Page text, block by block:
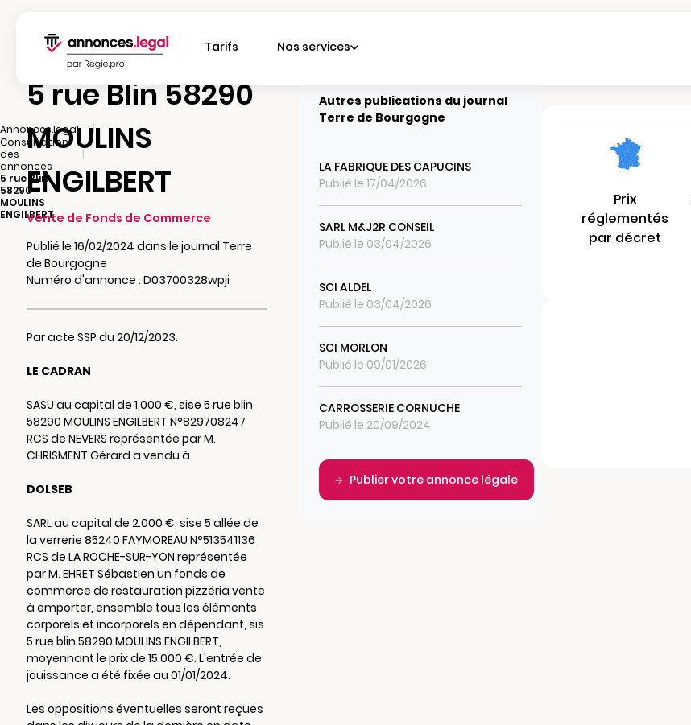
Tarifs Nos services
Annonces.legal
|
Consultation
des
annonces
|
5 rue Blin
58290
MOULINS
ENGILBERT
5 rue Blin 58290
MOULINS
ENGILBERT
Vente de Fonds de Commerce
Publié le 16/02/2024 dans le journal Terre
de Bourgogne
Numéro d'annonce : D03700328wpji
Par acte SSP du 20/12/2023.
LE CADRAN
SASU au capital de 1.000 €, sise 5 rue blin
58290 MOULINS ENGILBERT N°829708247
RCS de NEVERS représentée par M.
CHRISMENT Gérard a vendu à
DOLSEB
SARL au capital de 2.000 €, sise 5 allée de
la verrerie 85240 FAYMOREAU N°513541136
RCS de LA ROCHE-SUR-YON représentée
par M. EHRET Sébastien un fonds de
commerce de restauration pizzéria vente
à emporter, ensemble tous les éléments
corporels et incorporels en dépendant, sis
5 rue blin 58290 MOULINS ENGILBERT,
moyennant le prix de 15.000 €. L'entrée de
jouissance a été fixée au 01/01/2024.
Les oppositions éventuelles seront reçues
Autres publications du journal
Terre de Bourgogne
LA FABRIQUE DES CAPUCINS
Publié le 17/04/2026
SARL M&J2R CONSEIL
Publié le 03/04/2026
SCI ALDEL
Publié le 03/04/2026
SCI MORLON
Publié le 09/01/2026
CARROSSERIE CORNUCHE
Publié le 20/09/2024
Publier votre annonce légale
Prix
réglementés
par décret